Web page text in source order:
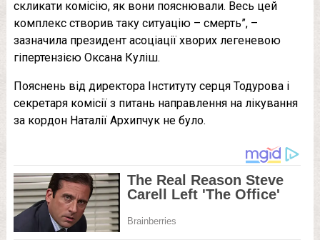
скликати комісію, як вони пояснювали. Весь цей
комплекс створив таку ситуацію – смерть”, –
зазначила президент асоціації хворих легеневою
гіпертензією Оксана Куліш.
Пояснень від директора Інституту серця Тодурова і
секретаря комісії з питань направлення на лікування
за кордон Наталії Архипчук не було.